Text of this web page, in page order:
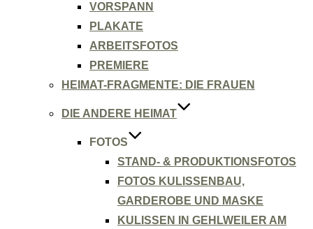
VORSPANN
PLAKATE
ARBEITSFOTOS
PREMIERE
HEIMAT-FRAGMENTE: DIE FRAUEN
DIE ANDERE HEIMAT
FOTOS
STAND- & PRODUKTIONSFOTOS
FOTOS KULISSENBAU,
GARDEROBE UND MASKE
KULISSEN IN GEHLWEILER AM